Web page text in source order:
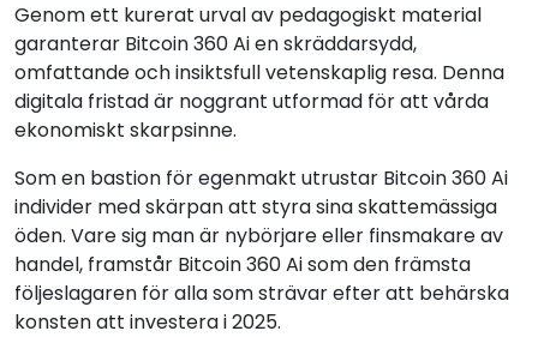
Genom ett kurerat urval av pedagogiskt material
garanterar Bitcoin 360 Ai en skräddarsydd,
omfattande och insiktsfull vetenskaplig resa. Denna
digitala fristad är noggrant utformad för att vårda
ekonomiskt skarpsinne.
Som en bastion för egenmakt utrustar Bitcoin 360 Ai
individer med skärpan att styra sina skattemässiga
öden. Vare sig man är nybörjare eller finsmakare av
handel, framstår Bitcoin 360 Ai som den främsta
följeslagaren för alla som strävar efter att behärska
konsten att investera i 2025.